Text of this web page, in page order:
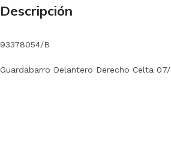
Descripción
93378054/B
Guardabarro Delantero Derecho Celta 07/